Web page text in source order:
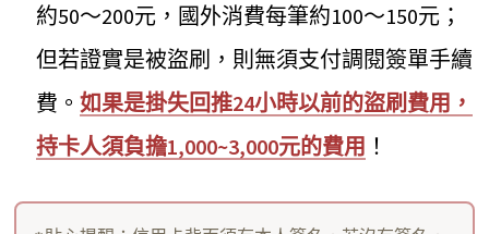
約50～200元，國外消費每筆約100～150元；
但若證實是被盜刷，則無須支付調閱簽單手續
費。如果是掛失回推24小時以前的盜刷費用，
持卡人須負擔1,000~3,000元的費用 ！